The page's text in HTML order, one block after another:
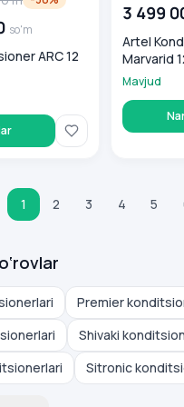
so'm
ARC 12
3 499
Artel
Marvarid
Mavjud
1 2 3 4 5
Premier
Shivaki
Sitronic